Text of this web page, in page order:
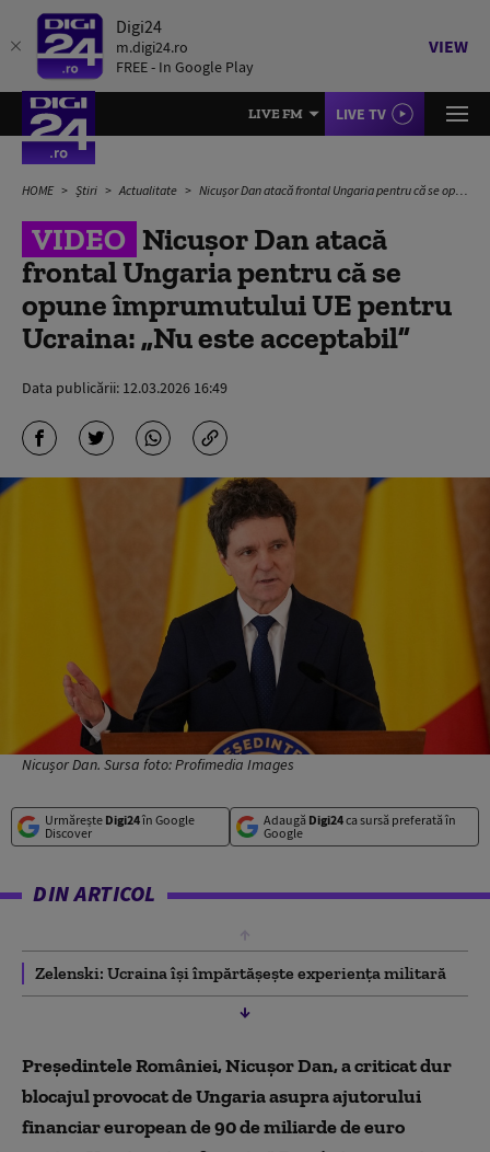
Digi24
m.digi24.ro
FREE - In Google Play
VIEW
LIVE FM LIVE TV
HOME Știri Actualitate Nicușor Dan atacă frontal Ungaria pentru că se opune împrumutului UE pentru Ucraina: „Nu este acceptabil”
VIDEO Nicușor Dan atacă
frontal Ungaria pentru că se
opune împrumutului UE pentru
Ucraina: „Nu este acceptabil”
Data publicării: 12.03.2026 16:49
Nicușor Dan. Sursa foto: Profimedia Images
Urmărește Digi24în Google
Discover
Adaugă Digi24ca sursă preferată în
Google
DIN ARTICOL
Zelenski: Ucraina își împărtășește experiența militară
Președintele României, Nicușor Dan, a criticat dur
blocajul provocat de Ungaria asupra ajutorului
financiar european de 90 de miliarde de euro